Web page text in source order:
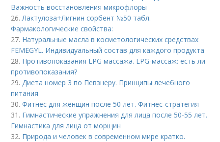
Важность восстановления микрофлоры
26.Лактулоза+Лигнин сорбент №50 табл.
Фармакологические свойства:
27. Натуральные масла в косметологических средствах
FEMEGYL. Индивидуальный состав для каждого продукта
28. Противопоказания LPG массажа. LPG-массаж: есть ли
противопоказания?
29.Диета номер 3 по Певзнеру. Принципы лечебного
питания
30.Фитнес для женщин после 50 лет. Фитнес-стратегия
31. Гимнастические упражнения для лица после 50-55 лет.
Гимнастика для лица от морщин
32. Природа и человек в современном мире кратко.